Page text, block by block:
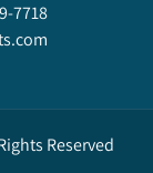
7718
Reserved.